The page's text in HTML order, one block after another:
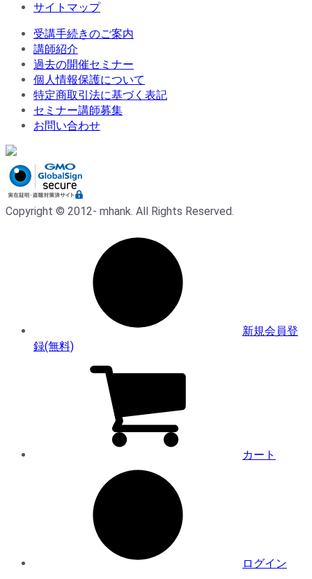
サイトマップ
受講手続きのご案内
講師紹介
過去の開催セミナー
個人情報保護について
特定商取引法に基づく表記
セミナー講師募集
お問い合わせ
Copyright © 2012- mhank. All Rights Reserved.
新規会員登
録(無料)
カート
ログイン